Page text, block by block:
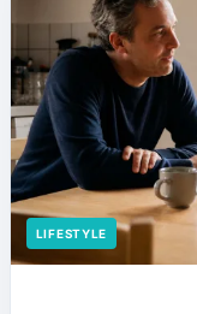
LIFESTYLE